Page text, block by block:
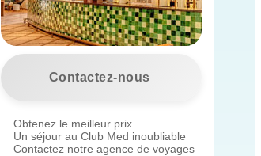
Contactez-nous
Obtenez le meilleur prix
Un séjour au Club Med inoubliable
Contactez notre agence de voyages